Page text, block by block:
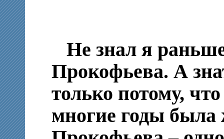
Не знал я
Прокофьева. А
только потому,
многие годы была